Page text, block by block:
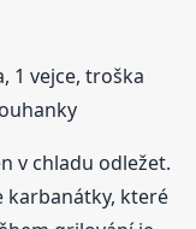
1 vejce, troška
v chladu odležet.
karbanátky, které